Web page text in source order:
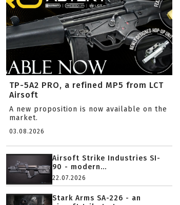
TP-5A2 PRO, a refined MP5 from LCT
Airsoft
A new proposition is now available on the
market.
03.08.2026
Airsoft Strike Industries SI-
90 - modern...
22.07.2026
Stark Arms SA-226 - an